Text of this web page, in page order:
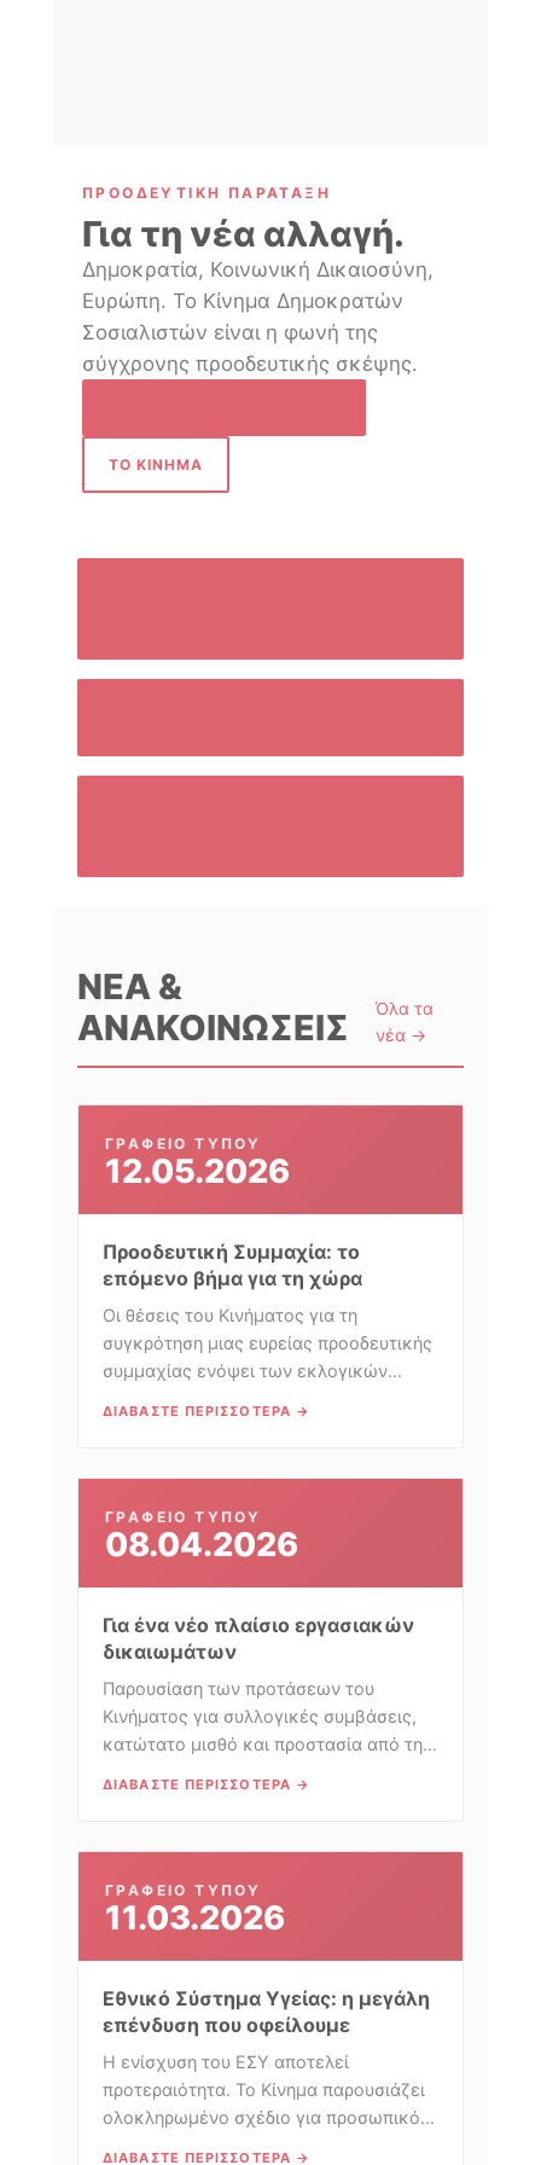
ΠΡΟΟΔΕΥΤΙΚΉ ΠΑΡΆΤΑΞΗ
Για τη νέα αλλαγή.
Δημοκρατία, Κοινωνική Δικαιοσύνη,
Ευρώπη. Το Κίνημα Δημοκρατών
Σοσιαλιστών είναι η φωνή της
σύγχρονης προοδευτικής σκέψης.
ΤΟ ΚΊΝΗΜΑ
ΝΈΑ &
ΑΝΑΚΟΙΝΏΣΕΙΣ
Όλα τα
νέα →
ΓΡΑΦΕΊΟ ΤΎΠΟΥ
12.05.2026
Προοδευτική Συμμαχία: το
επόμενο βήμα για τη χώρα
Οι θέσεις του Κινήματος για τη
συγκρότηση μιας ευρείας προοδευτικής
συμμαχίας ενόψει των εκλογικών
ΔΙΑΒΆΣΤΕ ΠΕΡΙΣΣΌΤΕΡΑ →
ΓΡΑΦΕΊΟ ΤΎΠΟΥ
08.04.2026
Για ένα νέο πλαίσιο εργασιακών
δικαιωμάτων
Παρουσίαση των προτάσεων του
Κινήματος για συλλογικές συμβάσεις,
κατώτατο μισθό και προστασία από την
ΔΙΑΒΆΣΤΕ ΠΕΡΙΣΣΌΤΕΡΑ →
ΓΡΑΦΕΊΟ ΤΎΠΟΥ
11.03.2026
Εθνικό Σύστημα Υγείας: η μεγάλη
επένδυση που οφείλουμε
Η ενίσχυση του ΕΣΥ αποτελεί
προτεραιότητα. Το Κίνημα παρουσιάζει
ολοκληρωμένο σχέδιο για προσωπικό,
ΔΙΑΒΆΣΤΕ ΠΕΡΙΣΣΌΤΕΡΑ →